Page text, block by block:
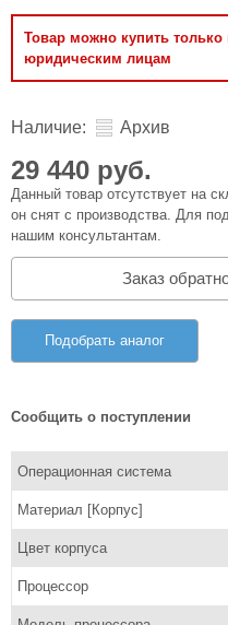
Товар можно купить только
юридическим лицам
Наличие: Архив
29 440 руб.
Данный товар отсутствует на
он снят с производства. Для
нашим консультантам.
Заказ
Подобрать аналог
Сообщить о поступлении
Операционная система
Материал [Корпус]
Цвет корпуса
Процессор